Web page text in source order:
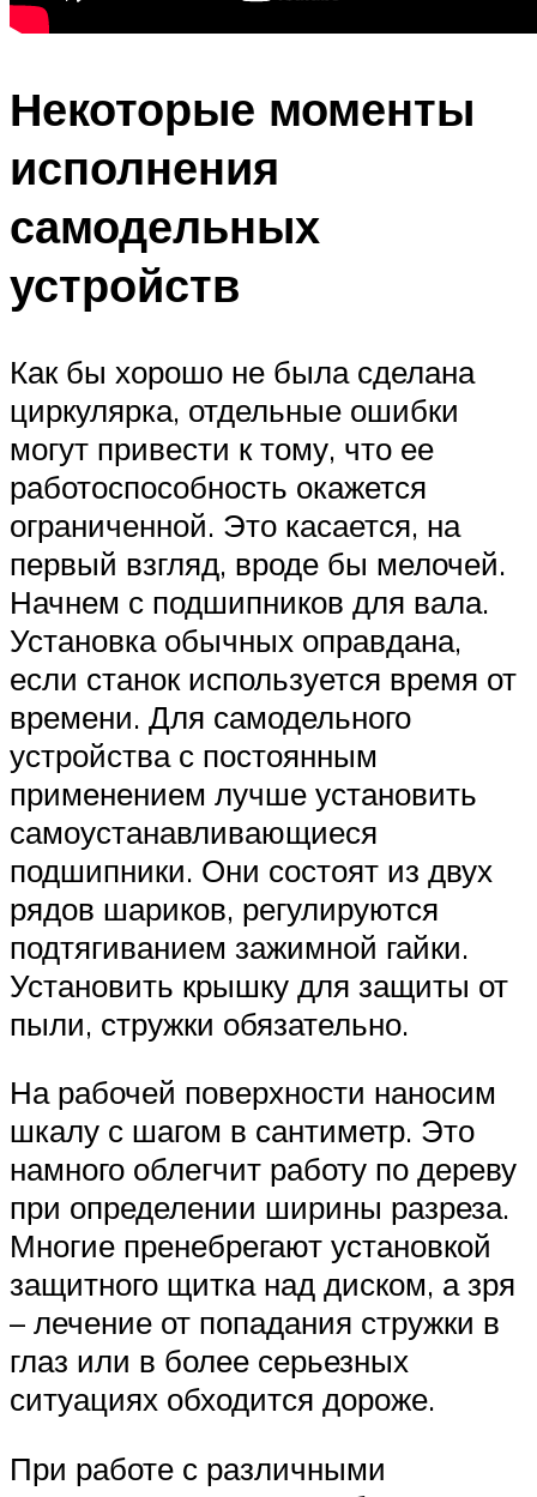
Некоторые моменты
исполнения
самодельных
устройств
Как бы хорошо не была сделана
циркулярка, отдельные ошибки
могут привести к тому, что ее
работоспособность окажется
ограниченной. Это касается, на
первый взгляд, вроде бы мелочей.
Начнем с подшипников для вала.
Установка обычных оправдана,
если станок используется время от
времени. Для самодельного
устройства с постоянным
применением лучше установить
самоустанавливающиеся
подшипники. Они состоят из двух
рядов шариков, регулируются
подтягиванием зажимной гайки.
Установить крышку для защиты от
пыли, стружки обязательно.
На рабочей поверхности наносим
шкалу с шагом в сантиметр. Это
намного облегчит работу по дереву
при определении ширины разреза.
Многие пренебрегают установкой
защитного щитка над диском, а зря
– лечение от попадания стружки в
глаз или в более серьезных
ситуациях обходится дороже.
При работе с различными